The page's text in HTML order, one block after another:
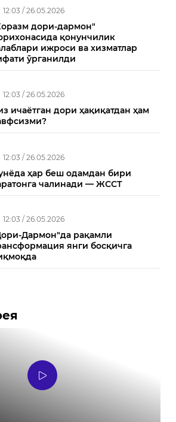
12:03 / 26.05.2026
дори-дармон"
қонунчилик
ижроси ва хизматлар
ўрганилди
12:03 / 26.05.2026
ичаётган дори ҳақиқатдан ҳам
12:03 / 26.05.2026
ҳар беш одамдан бири
чалинади — ЖССТ
12:03 / 26.05.2026
Дармон"да рақамли
янги босқичга